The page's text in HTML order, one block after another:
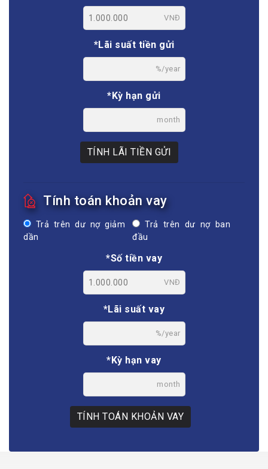
VNĐ
*Lãi suất tiền gửi
%/year
*Kỳ hạn gửi
month
TÍNH LÃI TIỀN GỬI
Tính toán khoản vay
Trả trên dư nợ giảm
dần
Trả trên dư nợ ban
đầu
*Số tiền vay
VNĐ
*Lãi suất vay
%/year
*Kỳ hạn vay
month
TÍNH TOÁN KHOẢN VAY